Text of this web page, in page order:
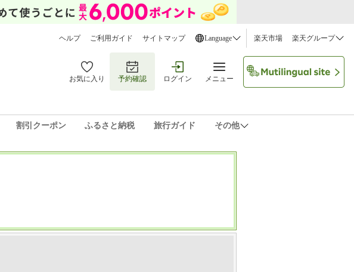
ヘルプ ご利用ガイド サイトマップ Language 楽天市場 楽天グループ
お気に入り 予約確認 ログイン メニュー
割引クーポン ふるさと納税 旅行ガイド その他